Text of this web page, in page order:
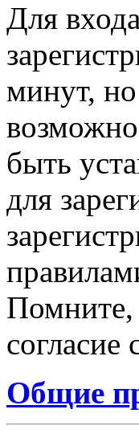
Для
минут,
быть
для
Помните,
согласие
Общие